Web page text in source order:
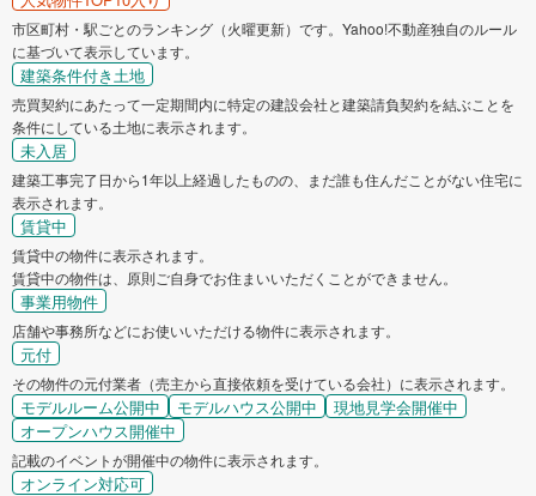
市区町村・駅ごとのランキング（火曜更新）です。Yahoo!不動産独自のルール
に基づいて表示しています。
建築条件付き土地
売買契約にあたって一定期間内に特定の建設会社と建築請負契約を結ぶことを
条件にしている土地に表示されます。
未入居
建築工事完了日から1年以上経過したものの、まだ誰も住んだことがない住宅に
表示されます。
賃貸中
賃貸中の物件に表示されます。
賃貸中の物件は、原則ご自身でお住まいいただくことができません。
事業用物件
店舗や事務所などにお使いいただける物件に表示されます。
元付
その物件の元付業者（売主から直接依頼を受けている会社）に表示されます。
モデルルーム公開中 モデルハウス公開中
現地見学会開催中
オープンハウス開催中
記載のイベントが開催中の物件に表示されます。
オンライン対応可